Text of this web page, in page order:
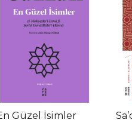
Güzel İsimler